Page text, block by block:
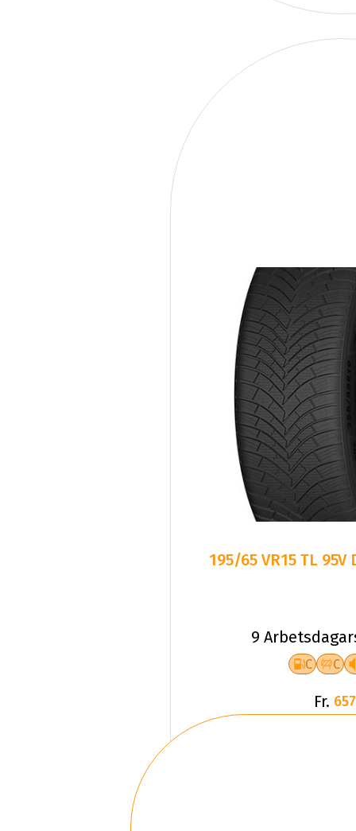
195/65 VR15 TL 95V
9
C C
Fr.